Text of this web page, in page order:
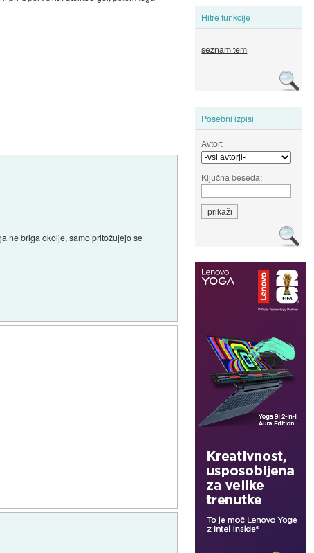
Hitre funkcije
seznam tem
Posebni izpisi
Avtor:
Ključna beseda:
ne briga okolje, samo pritožujejo se